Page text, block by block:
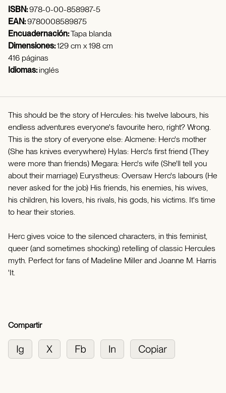
ISBN:978-0-00-858987-5
EAN:9780008589875
Encuadernación:Tapa blanda
Dimensiones:129 cm x 198 cm
416 páginas
Idiomas:inglés
This should be the story of Hercules: his twelve labours, his
endless adventures everyone's favourite hero, right? Wrong.
This is the story of everyone else: Alcmene: Herc's mother
(She has knives everywhere) Hylas: Herc's first friend (They
were more than friends) Megara: Herc's wife (She'll tell you
about their marriage) Eurystheus: Oversaw Herc's labours (He
never asked for the job) His friends, his enemies, his wives,
his children, his lovers, his rivals, his gods, his victims. It's time
to hear their stories.
Herc gives voice to the silenced characters, in this feminist,
queer (and sometimes shocking) retelling of classic Hercules
myth. Perfect for fans of Madeline Miller and Joanne M. Harris
'It.
Compartir